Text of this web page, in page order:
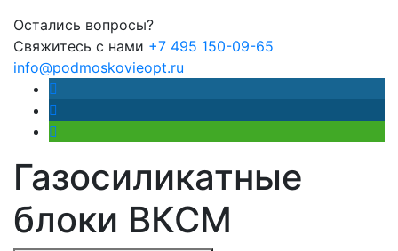
Остались вопросы?
Свяжитесь с нами +7 495 150-09-65
info@podmoskovieopt.ru
Газосиликатные
блоки ВКСМ